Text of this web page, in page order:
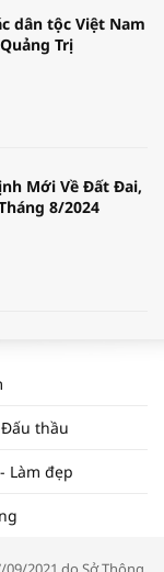
dân tộc Việt Nam
Trị
Mới Về Đất Đai,
8/2024
2025 | NHỊP
mại: Khơi
thầu
Làm đẹp